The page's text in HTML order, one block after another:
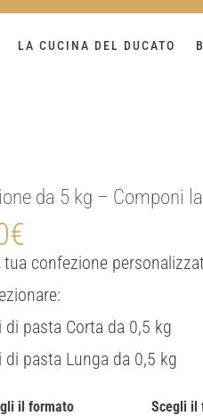
LA CUCINA DEL DUCATO
da 5 kg – Componi
€
tua confezione
di pasta Corta da 0,5 kg
di pasta Lunga da 0,5 kg
il formato Scegli il